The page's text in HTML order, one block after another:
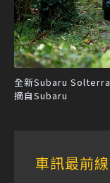
全新Subaru Solterra
摘自Subaru
車訊最前線